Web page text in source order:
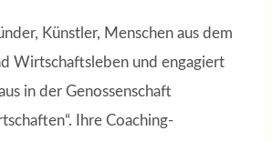
Künstler, Menschen aus dem
Wirtschaftsleben und engagiert
in der Genossenschaft
Ihre Coaching-